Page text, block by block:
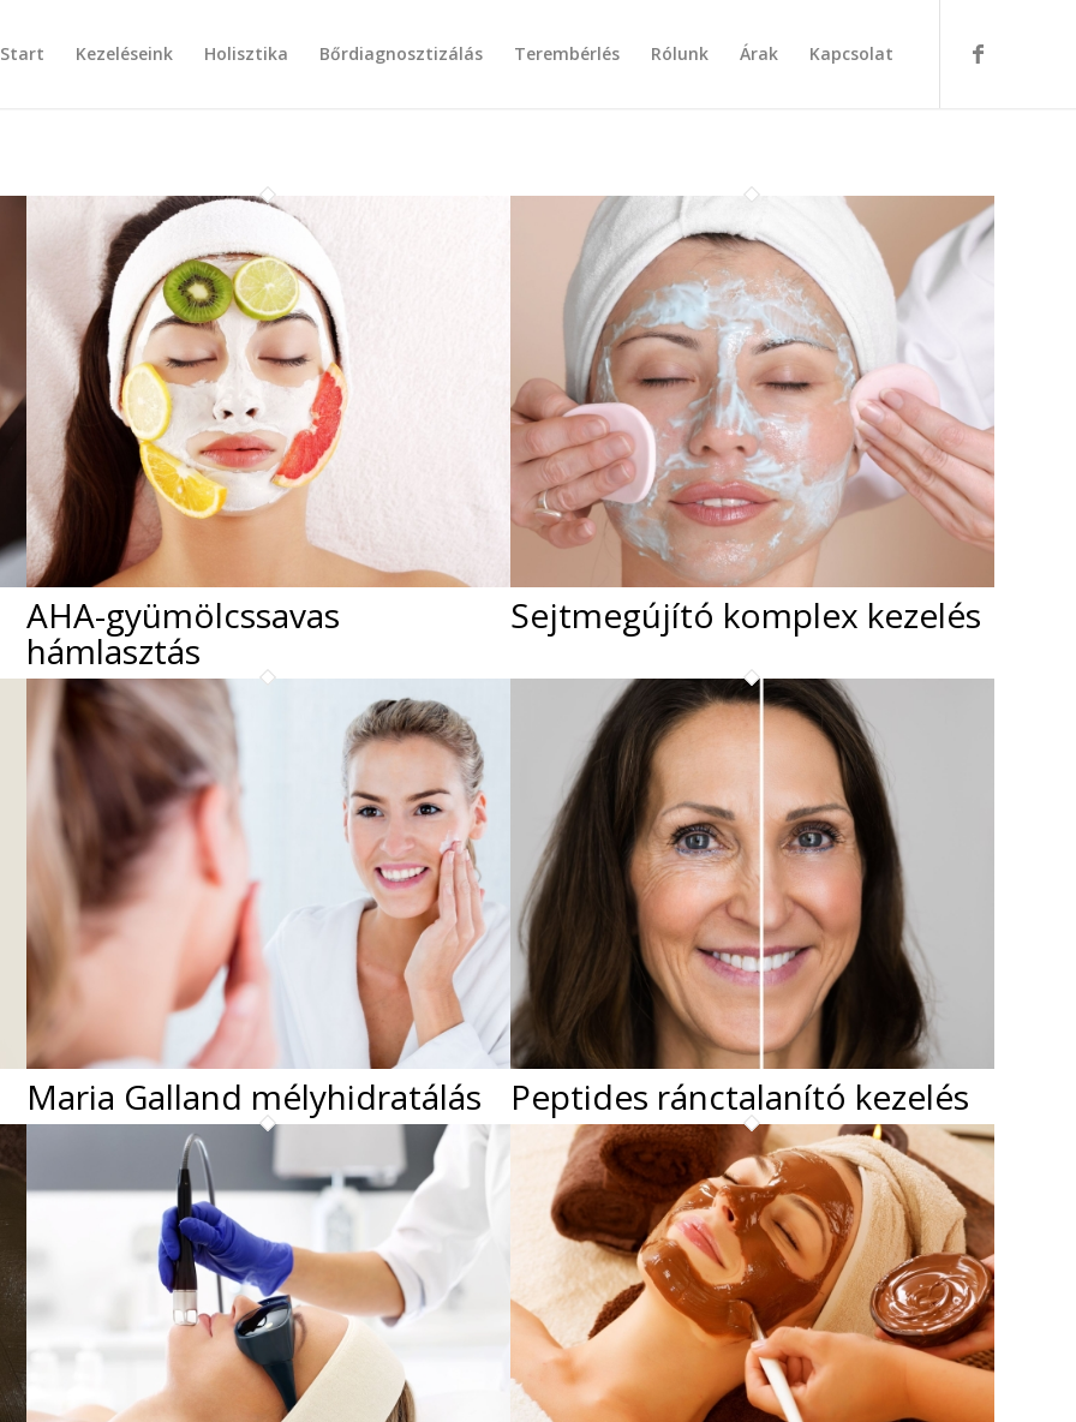
Start Kezeléseink Holisztika Bőrdiagnosztizálás Terembérlés Rólunk Árak Kapcsolat
AHA-gyümölcssavas
hámlasztás
Sejtmegújító komplex kezelés
Maria Galland mélyhidratálás Peptides ránctalanító kezelés